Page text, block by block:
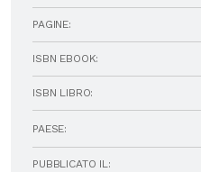
PAGINE:
ISBN EBOOK:
ISBN LIBRO:
PAESE:
PUBBLICATO IL: